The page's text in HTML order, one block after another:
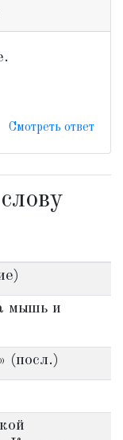
Смотреть ответ
мышь и
(посл.)